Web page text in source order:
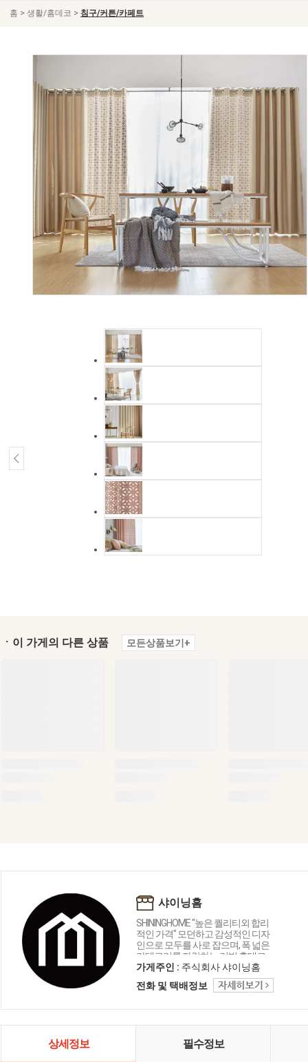
홈 > 생활/홈데코 > 침구/커튼/카페트
ㆍ이 가게의 다른 상품 모든상품보기+
샤이닝홈
SHININGHOME "높은 퀄리티외 합리
적인 가격" 모던하고 감성적인 디자
인으로 모두를 사로 잡으며, 폭 넓은
카테고리를 자랑하는 리빙 홈데코
인테리어 샤이닝홈입니다.
가게주인 : 주식회사 샤이닝홈
전화 및 택배정보
상세정보 필수정보